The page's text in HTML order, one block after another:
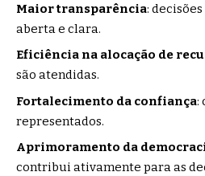
Maior transparência:
aberta e clara.
Eficiência na alocação de
são atendidas.
Fortalecimento da confiança:
representados.
Aprimoramento da
contribui ativamente para as